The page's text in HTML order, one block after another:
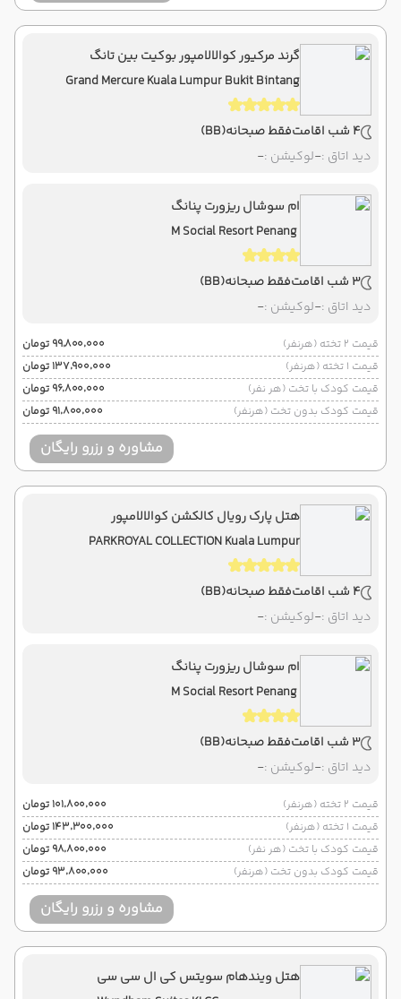
گرند مرکیور کوالالامپور بوکیت بین تانگ
Grand Mercure Kuala Lumpur Bukit Bintang
4 شب اقامت فقط صبحانه(BB)
دید اتاق :-لوکیشن :-
ام سوشال ریزورت پنانگ
M Social Resort Penang
3 شب اقامت فقط صبحانه(BB)
دید اتاق :-لوکیشن :-
قیمت 2 تخته (هرنفر)
۹۹٬۸۰۰٬۰۰۰ تومان
قیمت 1 تخته (هرنفر)
۱۳۷٬۹۰۰٬۰۰۰ تومان
قیمت کودک با تخت (هر نفر)
۹۶٬۸۰۰٬۰۰۰ تومان
قیمت کودک بدون تخت (هرنفر)
۹۱٬۸۰۰٬۰۰۰ تومان
مشاوره و رزرو رایگان
هتل پارک رویال کالکشن کوالالامپور
PARKROYAL COLLECTION Kuala Lumpur
4 شب اقامت فقط صبحانه(BB)
دید اتاق :-لوکیشن :-
ام سوشال ریزورت پنانگ
M Social Resort Penang
3 شب اقامت فقط صبحانه(BB)
دید اتاق :-لوکیشن :-
قیمت 2 تخته (هرنفر)
۱۰۱٬۸۰۰٬۰۰۰ تومان
قیمت 1 تخته (هرنفر)
۱۴۳٬۳۰۰٬۰۰۰ تومان
قیمت کودک با تخت (هر نفر)
۹۸٬۸۰۰٬۰۰۰ تومان
قیمت کودک بدون تخت (هرنفر)
۹۳٬۸۰۰٬۰۰۰ تومان
مشاوره و رزرو رایگان
هتل ویندهام سویتس کی ال سی سی